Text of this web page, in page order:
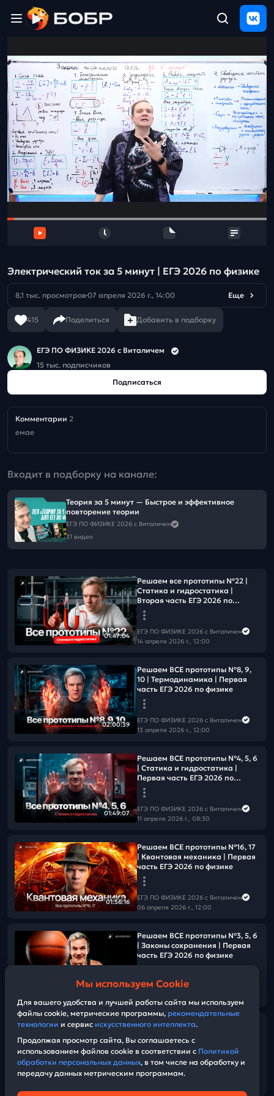
ЩЕЛЧОК
2026
Полезные
материалы
Проверка
сочинений
Тех
поддержка
и
Электрический ток за 5 минут | ЕГЭ 2026 по физике
8,1 тыс. просмотров 07 апреля 2026 г., 14:00 Еще
415 Поделиться Добавить в подборку
ЕГЭ ПО ФИЗИКЕ 2026 с Виталичем
15 тыс. подписчиков
Подписаться
Комментарии 2
емае
Входит в подборку на канале:
Теория за 5 минут — Быстрое и эффективное
повторение теории
ЕГЭ ПО ФИЗИКЕ 2026 с Виталичем
31 видео
01:47:04
Решаем все прототипы Nº22 |
Статика и гидростатика |
Вторая часть ЕГЭ 2026 по
физике
ЕГЭ ПО ФИЗИКЕ 2026 с Виталичем
14 апреля 2026 г., 12:00
02:00:39
Решаем ВСЕ прототипы №8, 9,
10 | Термодинамика | Первая
часть ЕГЭ 2026 по физике
ЕГЭ ПО ФИЗИКЕ 2026 с Виталичем
13 апреля 2026 г., 12:00
01:49:07
Решаем ВСЕ прототипы №4, 5, 6
| Статика и гидростатика |
Первая часть ЕГЭ 2026 по
физике
ЕГЭ ПО ФИЗИКЕ 2026 с Виталичем
11 апреля 2026 г., 08:30
01:56:16
Решаем ВСЕ прототипы №16, 17
| Квантовая механика | Первая
часть ЕГЭ 2026 по физике
ЕГЭ ПО ФИЗИКЕ 2026 с Виталичем
06 апреля 2026 г., 12:00
01:59:59
Решаем ВСЕ прототипы №3, 5, 6
| Законы сохранения | Первая
часть ЕГЭ 2026 по физике
ЕГЭ ПО ФИЗИКЕ 2026 с Виталичем
05:58
Как решить уравнение на
ЕГЭ ПО ФИЗИКЕ 2026 с Виталичем
03 апреля 2026 г., 14:00
Мы используем Cookie
Для вашего удобства и лучшей работы сайта мы используем
файлы cookie, метрические программы, рекомендательные
технологии и сервис искусственного интеллекта.
Продолжая просмотр сайта, Вы соглашаетесь с
использованием файлов cookie в соответствии с Политикой
обработки персональных данных, в том числе на обработку и
передачу данных метрическим программам.